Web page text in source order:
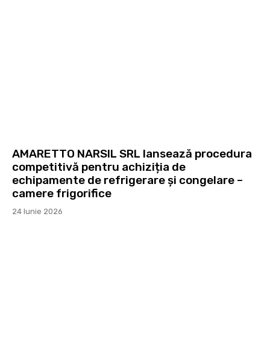
AMARETTO NARSIL SRL lansează procedura
competitivă pentru achiziția de
echipamente de refrigerare și congelare –
camere frigorifice
24 Iunie 2026